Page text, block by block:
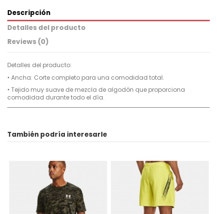
Descripción
Detalles del producto
Reviews (0)
Detalles del producto:
• Ancha: Corte completo para una comodidad total.
• Tejido muy suave de mezcla de algodón que proporciona
comodidad durante todo el día.
ean13 192007667437
También podría interesarle